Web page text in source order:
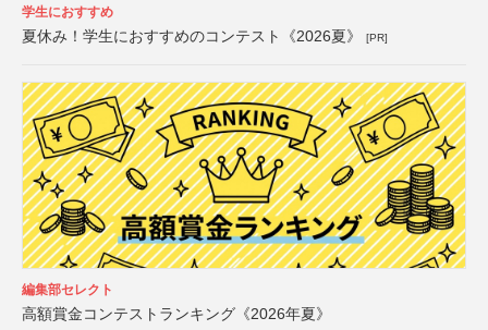
学生におすすめ
夏休み！学生におすすめのコンテスト《2026夏》 [PR]
編集部セレクト
高額賞金コンテストランキング《2026年夏》